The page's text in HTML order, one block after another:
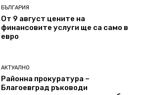
БЪЛГАРИЯ
От 9 август цените на
финансовите услуги ще са само в
евро
АКТУАЛНО
Районна прокуратура –
Благоевград ръководи